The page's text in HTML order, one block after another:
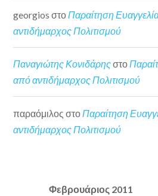
georgios στοΠαραίτηση
αντιδήμαρχος Πολιτισμού
Παναγιώτης Κονιδάρηςστο
από αντιδήμαρχος Πολιτισμού
παραόμιλος στο Παραίτηση
αντιδήμαρχος Πολιτισμού
Φεβρουάριος 2011